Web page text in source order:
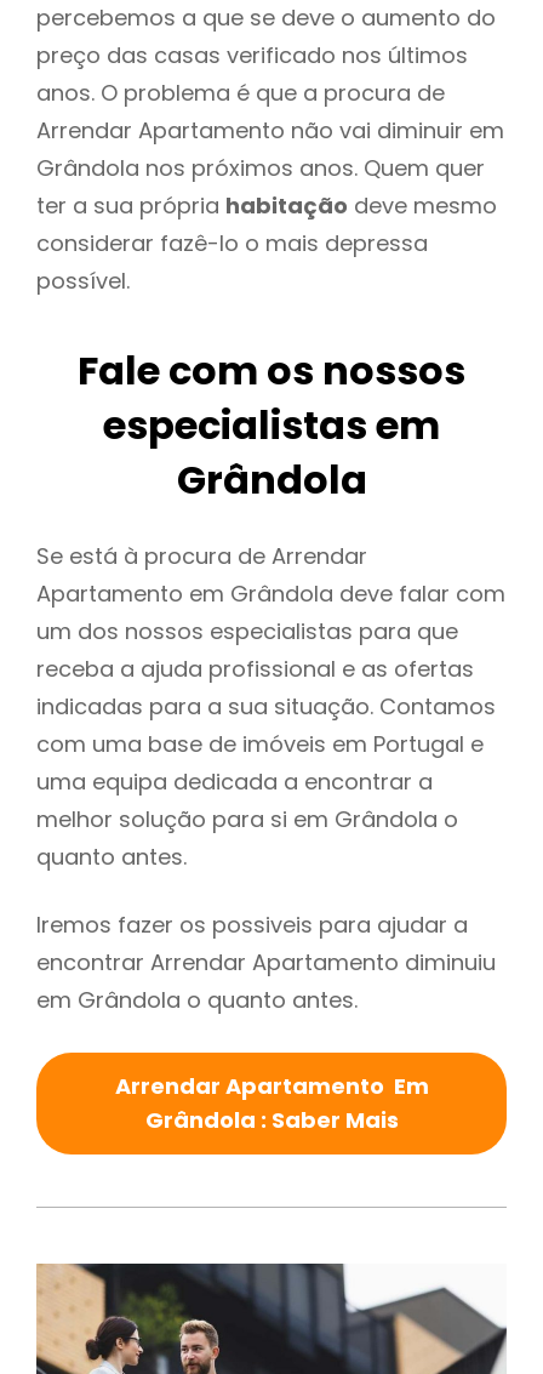
percebemos a que se deve o aumento do
preço das casas verificado nos últimos
anos. O problema é que a procura de
Arrendar Apartamento não vai diminuir em
Grândola nos próximos anos. Quem quer
ter a sua própria habitação deve mesmo
considerar fazê-lo o mais depressa
possível.
Fale com os nossos
especialistas em
Grândola
Se está à procura de Arrendar
Apartamento em Grândola deve falar com
um dos nossos especialistas para que
receba a ajuda profissional e as ofertas
indicadas para a sua situação. Contamos
com uma base de imóveis em Portugal e
uma equipa dedicada a encontrar a
melhor solução para si em Grândola o
quanto antes.
Iremos fazer os possiveis para ajudar a
encontrar Arrendar Apartamento diminuiu
em Grândola o quanto antes.
Arrendar Apartamento Em
Grândola : Saber Mais